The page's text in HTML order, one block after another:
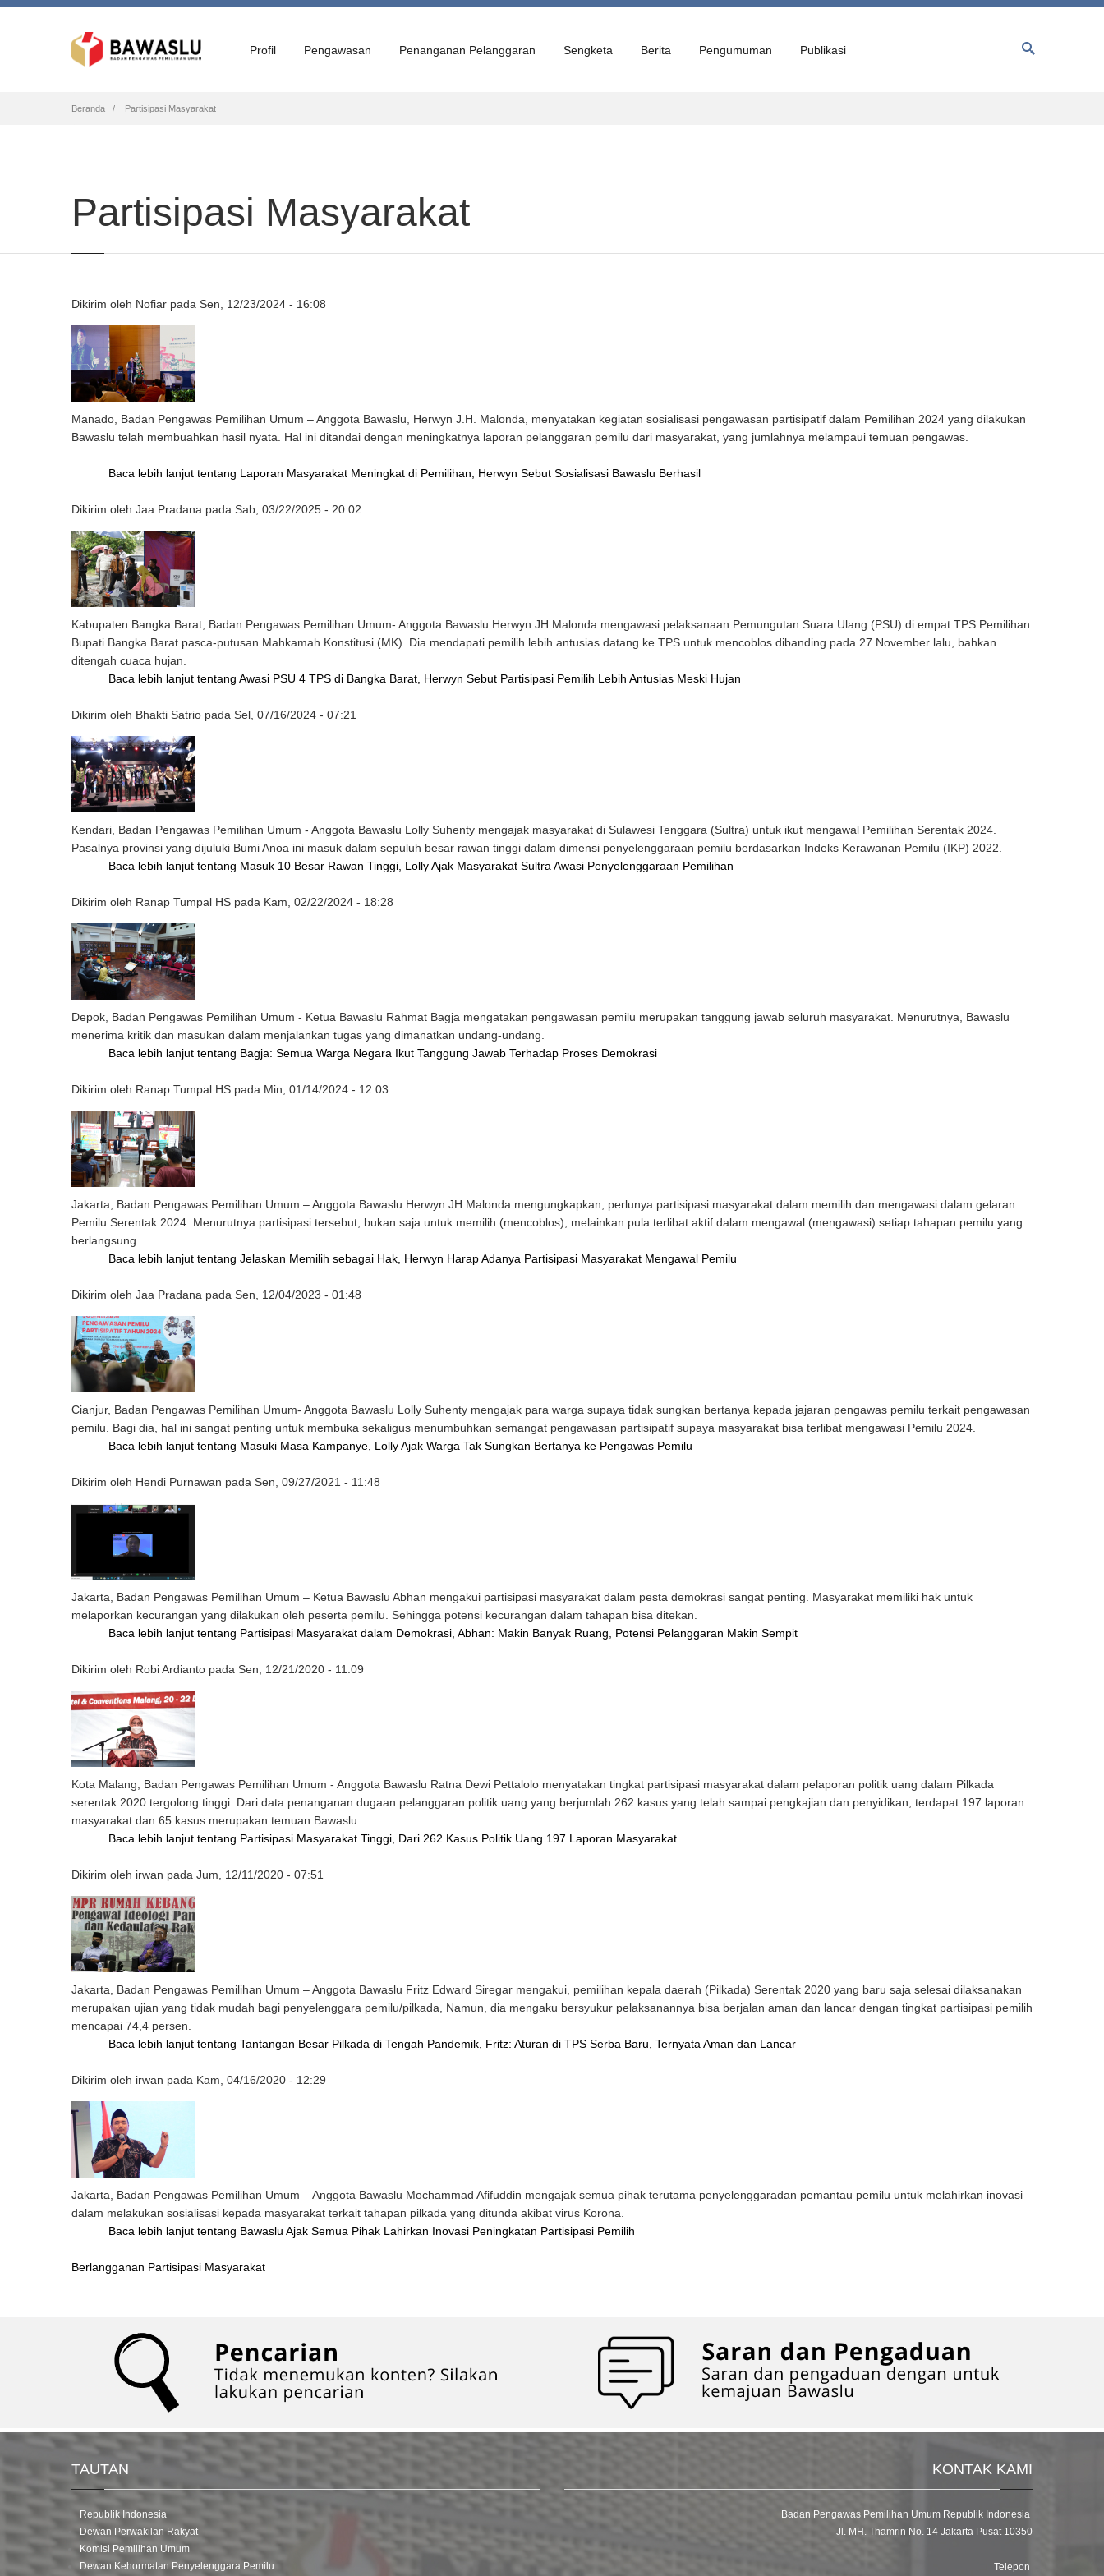
Profil Pengawasan Penanganan Pelanggaran Sengketa Berita Pengumuman Publikasi
Breadcrumb
Beranda Partisipasi Masyarakat
Partisipasi Masyarakat
Dikirim oleh Nofiar pada Sen, 12/23/2024 - 16:08
Manado, Badan Pengawas Pemilihan Umum – Anggota Bawaslu, Herwyn J.H. Malonda, menyatakan kegiatan sosialisasi pengawasan partisipatif dalam Pemilihan 2024 yang dilakukan
Bawaslu telah membuahkan hasil nyata. Hal ini ditandai dengan meningkatnya laporan pelanggaran pemilu dari masyarakat, yang jumlahnya melampaui temuan pengawas.
Baca lebih lanjut tentang Laporan Masyarakat Meningkat di Pemilihan, Herwyn Sebut Sosialisasi Bawaslu Berhasil
Dikirim oleh Jaa Pradana pada Sab, 03/22/2025 - 20:02
Kabupaten Bangka Barat, Badan Pengawas Pemilihan Umum- Anggota Bawaslu Herwyn JH Malonda mengawasi pelaksanaan Pemungutan Suara Ulang (PSU) di empat TPS Pemilihan
Bupati Bangka Barat pasca-putusan Mahkamah Konstitusi (MK). Dia mendapati pemilih lebih antusias datang ke TPS untuk mencoblos dibanding pada 27 November lalu, bahkan
ditengah cuaca hujan.
Baca lebih lanjut tentang Awasi PSU 4 TPS di Bangka Barat, Herwyn Sebut Partisipasi Pemilih Lebih Antusias Meski Hujan
Dikirim oleh Bhakti Satrio pada Sel, 07/16/2024 - 07:21
Kendari, Badan Pengawas Pemilihan Umum - Anggota Bawaslu Lolly Suhenty mengajak masyarakat di Sulawesi Tenggara (Sultra) untuk ikut mengawal Pemilihan Serentak 2024.
Pasalnya provinsi yang dijuluki Bumi Anoa ini masuk dalam sepuluh besar rawan tinggi dalam dimensi penyelenggaraan pemilu berdasarkan Indeks Kerawanan Pemilu (IKP) 2022.
Baca lebih lanjut tentang Masuk 10 Besar Rawan Tinggi, Lolly Ajak Masyarakat Sultra Awasi Penyelenggaraan Pemilihan
Dikirim oleh Ranap Tumpal HS pada Kam, 02/22/2024 - 18:28
Depok, Badan Pengawas Pemilihan Umum - Ketua Bawaslu Rahmat Bagja mengatakan pengawasan pemilu merupakan tanggung jawab seluruh masyarakat. Menurutnya, Bawaslu
menerima kritik dan masukan dalam menjalankan tugas yang dimanatkan undang-undang.
Baca lebih lanjut tentang Bagja: Semua Warga Negara Ikut Tanggung Jawab Terhadap Proses Demokrasi
Dikirim oleh Ranap Tumpal HS pada Min, 01/14/2024 - 12:03
Jakarta, Badan Pengawas Pemilihan Umum – Anggota Bawaslu Herwyn JH Malonda mengungkapkan, perlunya partisipasi masyarakat dalam memilih dan mengawasi dalam gelaran
Pemilu Serentak 2024. Menurutnya partisipasi tersebut, bukan saja untuk memilih (mencoblos), melainkan pula terlibat aktif dalam mengawal (mengawasi) setiap tahapan pemilu yang
berlangsung.
Baca lebih lanjut tentang Jelaskan Memilih sebagai Hak, Herwyn Harap Adanya Partisipasi Masyarakat Mengawal Pemilu
Dikirim oleh Jaa Pradana pada Sen, 12/04/2023 - 01:48
Cianjur, Badan Pengawas Pemilihan Umum- Anggota Bawaslu Lolly Suhenty mengajak para warga supaya tidak sungkan bertanya kepada jajaran pengawas pemilu terkait pengawasan
pemilu. Bagi dia, hal ini sangat penting untuk membuka sekaligus menumbuhkan semangat pengawasan partisipatif supaya masyarakat bisa terlibat mengawasi Pemilu 2024.
Baca lebih lanjut tentang Masuki Masa Kampanye, Lolly Ajak Warga Tak Sungkan Bertanya ke Pengawas Pemilu
Dikirim oleh Hendi Purnawan pada Sen, 09/27/2021 - 11:48
Jakarta, Badan Pengawas Pemilihan Umum – Ketua Bawaslu Abhan mengakui partisipasi masyarakat dalam pesta demokrasi sangat penting. Masyarakat memiliki hak untuk
melaporkan kecurangan yang dilakukan oleh peserta pemilu. Sehingga potensi kecurangan dalam tahapan bisa ditekan.
Baca lebih lanjut tentang Partisipasi Masyarakat dalam Demokrasi, Abhan: Makin Banyak Ruang, Potensi Pelanggaran Makin Sempit
Dikirim oleh Robi Ardianto pada Sen, 12/21/2020 - 11:09
Kota Malang, Badan Pengawas Pemilihan Umum - Anggota Bawaslu Ratna Dewi Pettalolo menyatakan tingkat partisipasi masyarakat dalam pelaporan politik uang dalam Pilkada
serentak 2020 tergolong tinggi. Dari data penanganan dugaan pelanggaran politik uang yang berjumlah 262 kasus yang telah sampai pengkajian dan penyidikan, terdapat 197 laporan
masyarakat dan 65 kasus merupakan temuan Bawaslu.
Baca lebih lanjut tentang Partisipasi Masyarakat Tinggi, Dari 262 Kasus Politik Uang 197 Laporan Masyarakat
Dikirim oleh irwan pada Jum, 12/11/2020 - 07:51
Jakarta, Badan Pengawas Pemilihan Umum – Anggota Bawaslu Fritz Edward Siregar mengakui, pemilihan kepala daerah (Pilkada) Serentak 2020 yang baru saja selesai dilaksanakan
merupakan ujian yang tidak mudah bagi penyelenggara pemilu/pilkada, Namun, dia mengaku bersyukur pelaksanannya bisa berjalan aman dan lancar dengan tingkat partisipasi pemilih
mencapai 74,4 persen.
Baca lebih lanjut tentang Tantangan Besar Pilkada di Tengah Pandemik, Fritz: Aturan di TPS Serba Baru, Ternyata Aman dan Lancar
Dikirim oleh irwan pada Kam, 04/16/2020 - 12:29
Jakarta, Badan Pengawas Pemilihan Umum – Anggota Bawaslu Mochammad Afifuddin mengajak semua pihak terutama penyelenggaradan pemantau pemilu untuk melahirkan inovasi
dalam melakukan sosialisasi kepada masyarakat terkait tahapan pilkada yang ditunda akibat virus Korona.
Baca lebih lanjut tentang Bawaslu Ajak Semua Pihak Lahirkan Inovasi Peningkatan Partisipasi Pemilih
Berlangganan Partisipasi Masyarakat
TAUTAN
Republik Indonesia
Dewan Perwakilan Rakyat
Komisi Pemilihan Umum
Dewan Kehormatan Penyelenggara Pemilu
KONTAK KAMI
Badan Pengawas Pemilihan Umum Republik Indonesia
Jl. MH. Thamrin No. 14 Jakarta Pusat 10350
Telepon